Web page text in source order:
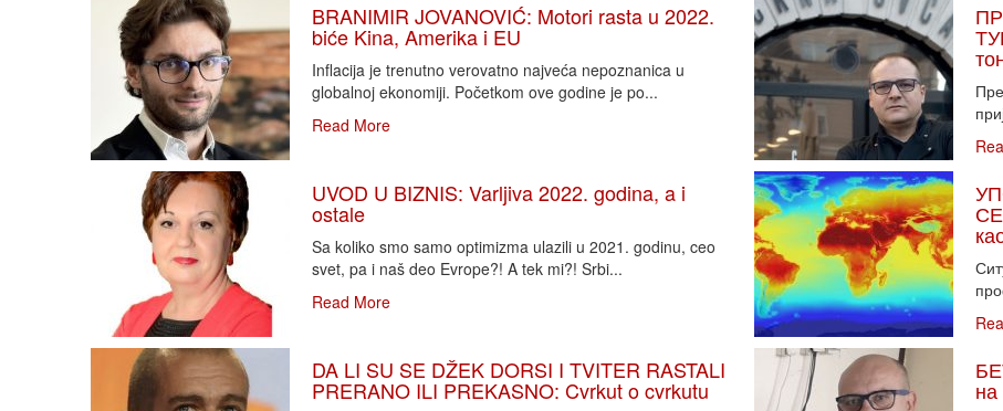
BRANIMIR JOVANOVIĆ: Motori rasta u 2022.
biće Kina, Amerika i EU
Inflacija je trenutno verovatno najveća nepoznanica u
globalnoj ekonomiji. Početkom ove godine je po...
Read More
UVOD U BIZNIS: Varljiva 2022. godina, a i
ostale
Sa koliko smo samo optimizma ulazili u 2021. godinu, ceo
svet, pa i naš deo Evrope?! A tek mi?! Srbi...
Read More
DA LI SU SE DŽEK DORSI I TVITER RASTALI
PRERANO ILI PREKASNO: Cvrkut o cvrkutu